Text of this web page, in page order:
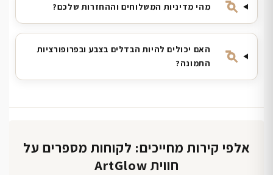
מהי מדיניות המשלוחים וההחזרות שלכם?
האם יכולים להיות הבדלים בצבע ובפרופורציות
התמונה?
אלפי קירות מחייכים: לקוחות מספרים על
חווית ArtGlow